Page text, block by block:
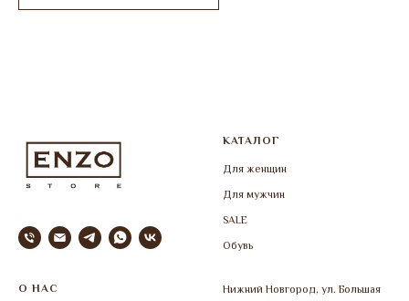
КАТАЛОГ
Для женщин
Для мужчин
SALE
Обувь
О НАС
Нижний Новгород, ул. Большая